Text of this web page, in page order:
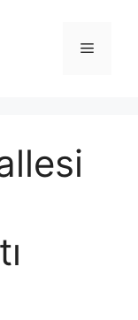
Menü